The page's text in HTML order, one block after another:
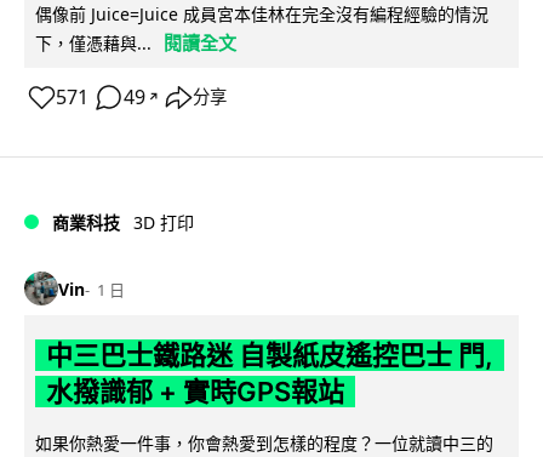
偶像前 Juice=Juice 成員宮本佳林在完全沒有編程經驗的情況
下，僅憑藉與...
閱讀全文
571 49 ↗ 分享
商業科技 3D 打印
Vin 1 日
中三巴士鐵路迷 自製紙皮遙控巴士 門,
水撥識郁 + 實時GPS報站
如果你熱愛一件事，你會熱愛到怎樣的程度？一位就讀中三的